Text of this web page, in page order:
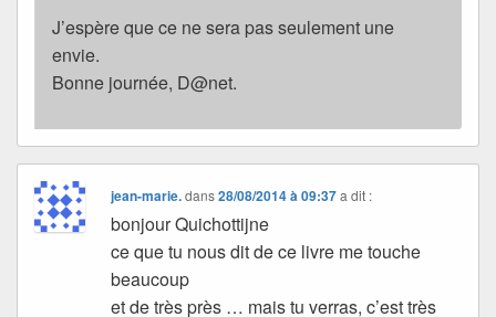
J’espère que ce ne sera pas seulement une
envie.
Bonne journée, D@net.
jean-marie.dans28/08/2014 à 09:37 a dit :
bonjour Quichottijne
ce que tu nous dit de ce livre me touche
beaucoup
et de très près … mais tu verras, c’est très